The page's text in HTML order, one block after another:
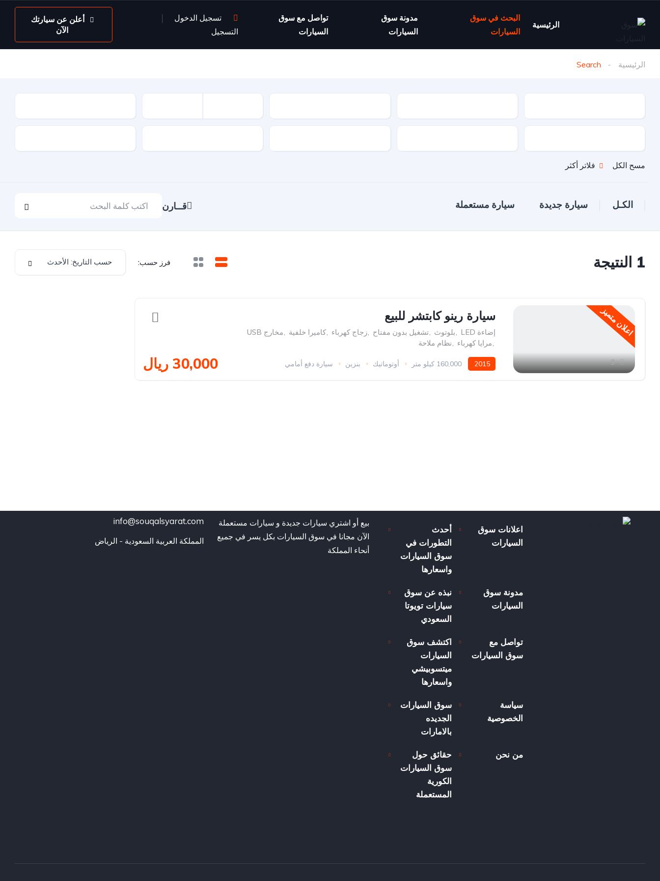
الرئيسية
البحث في سوق
السيارات
مدونة سوق
السيارات
تواصل مع سوق
السيارات
تسجيل الدخول
التسجيل
أعلن عن سيارتك
الآن
الرئيسية Search
مسح الكل فلاتر أكثر
الكـل سيارة جديدة سيارة مستعملة قــارن
1 النتيجة فرز حسب: حسب التاريخ: الأحدث
اعلان متميز
9
سيارة رينو كابتشر للبيع
إضاءة LED ,بلوتوث ,تشغيل بدون مفتاح ,زجاج كهرباء ,كاميرا خلفية ,مخارج USB
,مرايا كهرباء ,نظام ملاحة
2015 160,000 كيلو متر أوتوماتيك بنزين سيارة دفع أمامي 30,000 ريال
اعلانات سوق
السيارات
أحدث
التطورات في
سوق السيارات
واسعارها
مدونة سوق
السيارات
نبذه عن سوق
سيارات تويوتا
السعودي
تواصل مع
سوق السيارات
اكتشف سوق
السيارات
ميتسوبيشي
واسعارها
سياسة
الخصوصية
سوق السيارات
الجديده
بالامارات
من نحن
حقائق حول
سوق السيارات
الكورية
المستعملة
بيع أو اشتري سيارات جديدة و سيارات مستعملة
الآن مجانا في سوق السيارات بكل يسر في جميع
أنحاء المملكة
info@souqalsyarat.com
المملكة العربية السعودية - الرياض